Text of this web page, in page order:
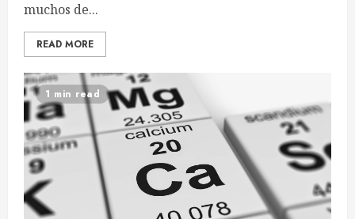
muchos de...
READ MORE
1 min read